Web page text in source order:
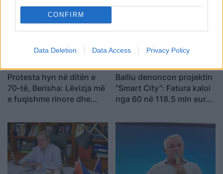
CONFIRM
Data Deletion Data Access Privacy Policy
Protesta hyn në ditën e
70-të, Berisha: Lëvizja më
e fuqishme rinore dhe
Balliu denoncon projektin
“Smart City”: Fatura kaloi
nga 60 në 118.5 mln euro,
shqetësime për Presight